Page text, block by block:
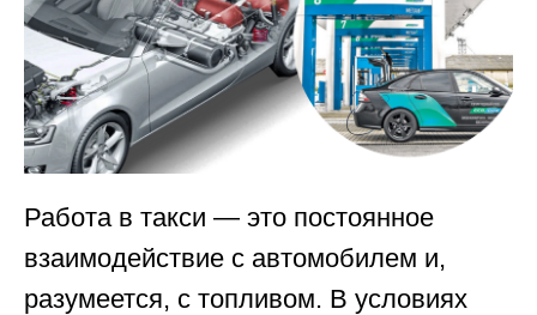
Работа в такси — это постоянное
взаимодействие с автомобилем и,
разумеется, с топливом. В условиях